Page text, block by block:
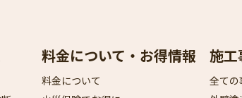
料金について・お得情報
料金について
施工
全ての